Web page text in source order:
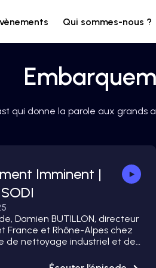
Qui sommes-nous ?
qui donne la parole aux grands
Imminent |
Damien BUTILLON, directeur
France et Rhône-Alpes chez
de nettoyage industriel et de
ingénieurs de terrain pour des